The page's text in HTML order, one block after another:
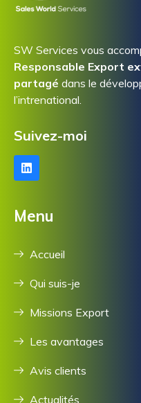
SW Services vous
Responsable Export
partagé dans le
l’intrenational.
Suivez-moi
Menu
Accueil
Qui suis-je
Missions Export
Les avantages
Avis clients
Actualités